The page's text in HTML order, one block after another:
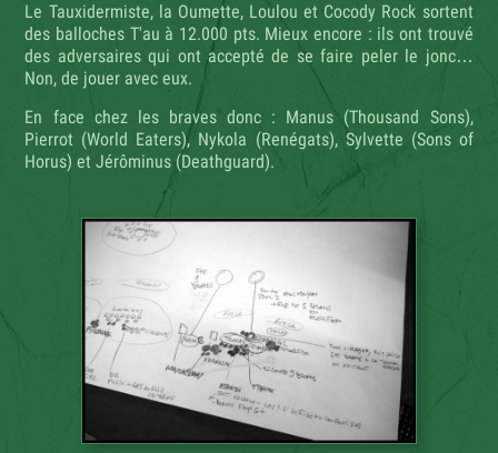
Le Tauxidermiste, la Oumette, Loulou et Cocody Rock sortent
des balloches T'au à 12.000 pts. Mieux encore : ils ont trouvé
des adversaires qui ont accepté de se faire peler le jonc…
Non, de jouer avec eux.
En face chez les braves donc : Manus (Thousand Sons),
Pierrot (World Eaters), Nykola (Renégats), Sylvette (Sons of
Horus) et Jérôminus (Deathguard).